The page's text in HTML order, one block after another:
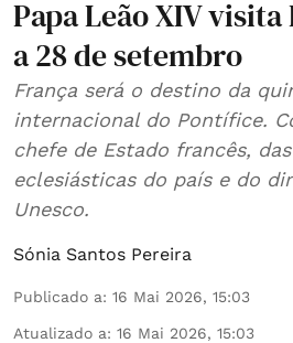
Papa Leão XIV visita
a 28 de setembro
França será o destino da
internacional do Pontífice.
chefe de Estado francês,
eclesiásticas do país e do
Unesco.
Sónia Santos Pereira
Publicado a: 16 Mai 2026, 15:03
Atualizado a: 16 Mai 2026, 15:03